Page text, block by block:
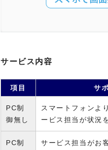
サービス内容
項目 サ
PC制
御無し
スマートフォンよ
ービス担当が状況
PC制
サービス担当がお